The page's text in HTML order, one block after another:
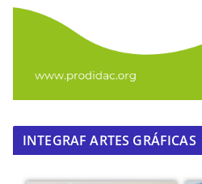
INTEGRAF ARTES GRÁFICAS